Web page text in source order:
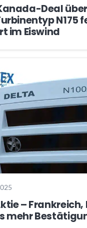
Deal
N175
im Eiswind
– Frankreich,
mehr